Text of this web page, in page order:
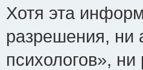
Хотя эта
разрешения,
психологов»,